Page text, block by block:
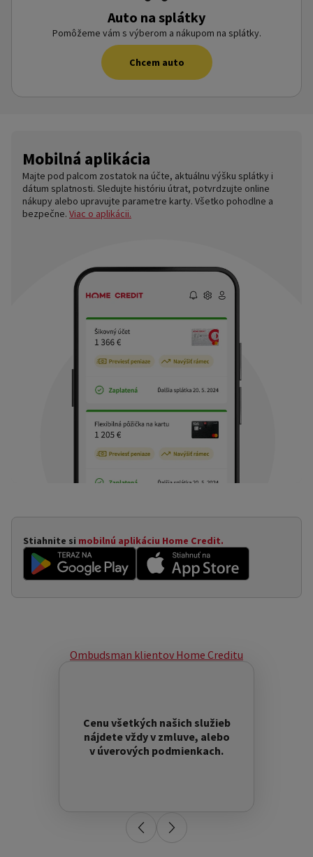
Auto na splátky
Pomôžeme vám s výberom a nákupom na splátky.
Chcem auto
Mobilná aplikácia
Majte pod palcom zostatok na účte, aktuálnu výšku splátky i
dátum splatnosti. Sledujte históriu útrat, potvrdzujte online
nákupy alebo upravujte parametre karty. Všetko pohodlne a
bezpečne. Viac o aplikácii.
Stiahnite si mobilnú aplikáciu Home Credit.
Ombudsman klientov Home Creditu
Cenu všetkých našich služieb
nájdete vždy v zmluve, alebo
v úverových podmienkach.